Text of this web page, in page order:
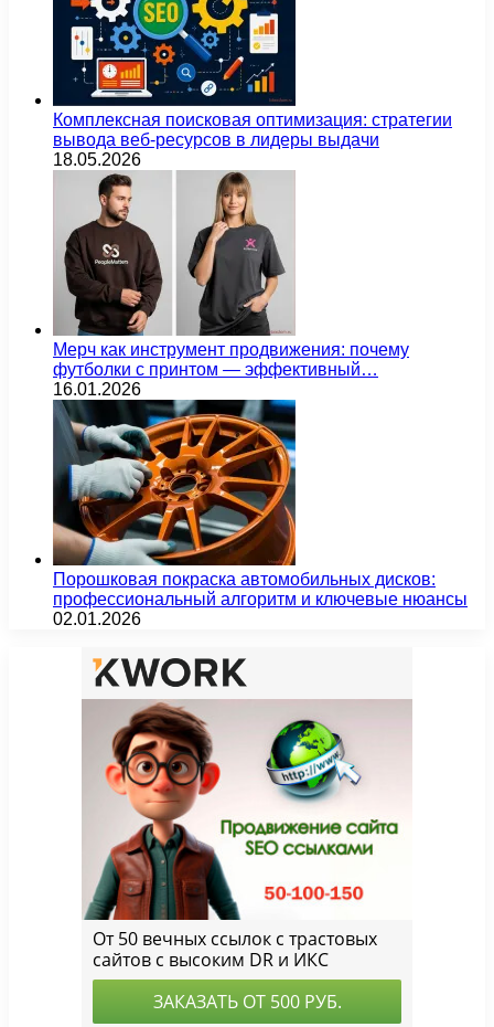
Комплексная поисковая оптимизация: стратегии
вывода веб-ресурсов в лидеры выдачи
18.05.2026
Мерч как инструмент продвижения: почему
футболки с принтом — эффективный…
16.01.2026
Порошковая покраска автомобильных дисков:
профессиональный алгоритм и ключевые нюансы
02.01.2026